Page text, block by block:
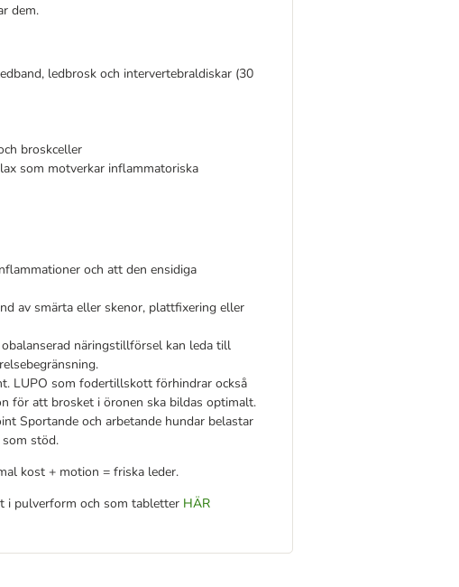
dem.
ledbrosk och intervertebraldiskar (30
broskceller
som motverkar inflammatoriska
och att den ensidiga
av smärta eller skenor, plattfixering eller
näringstillförsel kan leda till
LUPO som fodertillskott förhindrar också
för att brosket i öronen ska bildas optimalt.
Sportande och arbetande hundar belastar
stöd.
kost + motion = friska leder.
i pulverform och som tabletter HÄR